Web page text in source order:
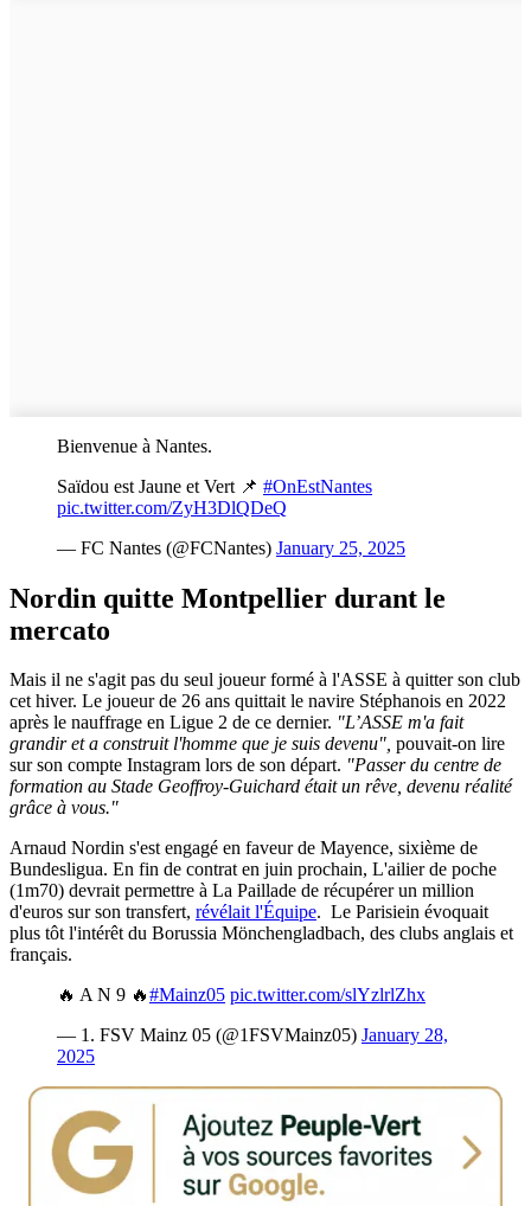
Bienvenue à Nantes.
Saïdou est Jaune et Vert 📌 #OnEstNantes
pic.twitter.com/ZyH3DlQDeQ
— FC Nantes (@FCNantes) January 25, 2025
Nordin quitte Montpellier durant le
mercato
Mais il ne s'agit pas du seul joueur formé à l'ASSE à quitter son club
cet hiver. Le joueur de 26 ans quittait le navire Stéphanois en 2022
après le nauffrage en Ligue 2 de ce dernier. "L’ASSE m'a fait
grandir et a construit l'homme que je suis devenu", pouvait-on lire
sur son compte Instagram lors de son départ. "Passer du centre de
formation au Stade Geoffroy-Guichard était un rêve, devenu réalité
grâce à vous."
Arnaud Nordin s'est engagé en faveur de Mayence, sixième de
Bundesligua. En fin de contrat en juin prochain, L'ailier de poche
(1m70) devrait permettre à La Paillade de récupérer un million
d'euros sur son transfert, révélait l'Équipe. Le Parisiein évoquait
plus tôt l'intérêt du Borussia Mönchengladbach, des clubs anglais et
français.
🔥 A N 9 🔥#Mainz05 pic.twitter.com/slYzlrlZhx
— 1. FSV Mainz 05 (@1FSVMainz05) January 28,
2025